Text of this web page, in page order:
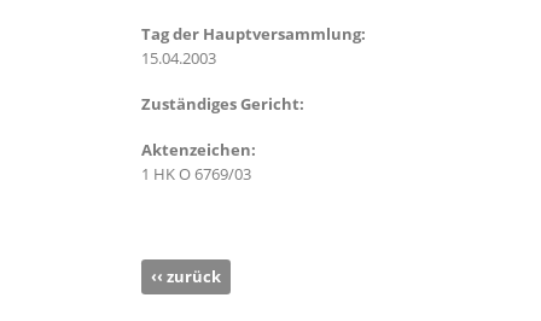
Tag der Hauptversammlung:
15.04.2003
Zuständiges Gericht:
Aktenzeichen:
1 HK O 6769/03
‹‹ zurück